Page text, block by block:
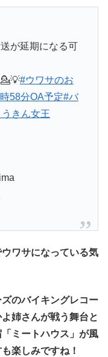
が延期になる可
#ウワサのお
58分OA予定#バ
きん女王
ワサになっている気
のバイキングレコー
姉さんが戦う舞台と
ミートハウス」が風
楽しみですね！